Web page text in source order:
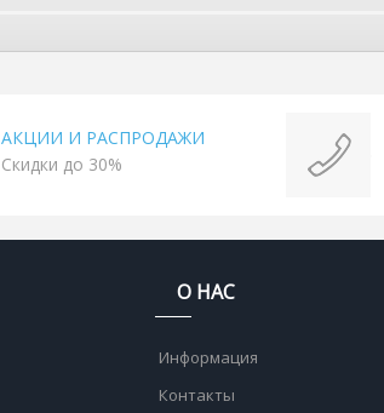
АКЦИИ И РАСПРОДАЖИ
Скидки до 30%
О НАС
Информация
Контакты